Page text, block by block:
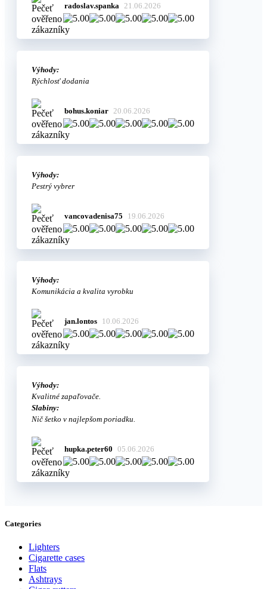
radoslav.spanka 21.06.2026
Výhody:
Rýchlosť dodania
bohus.koniar 20.06.2026
Výhody:
Pestrý vybrer
vancovadenisa75 19.06.2026
Výhody:
Komunikácia a kvalita vyrobku
jan.lontos 10.06.2026
Výhody:
Kvalitné zapaľovače.
Slabiny:
Nič šetko v najlepšom poriadku.
hupka.peter60 05.06.2026
Categories
Lighters
Cigarette cases
Flats
Ashtrays